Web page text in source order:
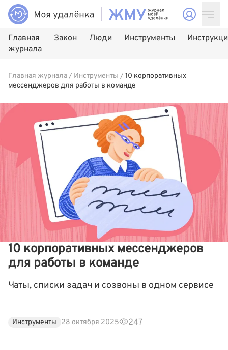
Главная
журнала
Закон Люди Инструменты
Главная журнала/ Инструменты /10 корпоративных
мессенджеров для работы в команде
10 корпоративных мессенджеров
для работы в команде
Чаты, списки задач и созвоны в одном сервисе
Инструменты 28 октября 2025 247